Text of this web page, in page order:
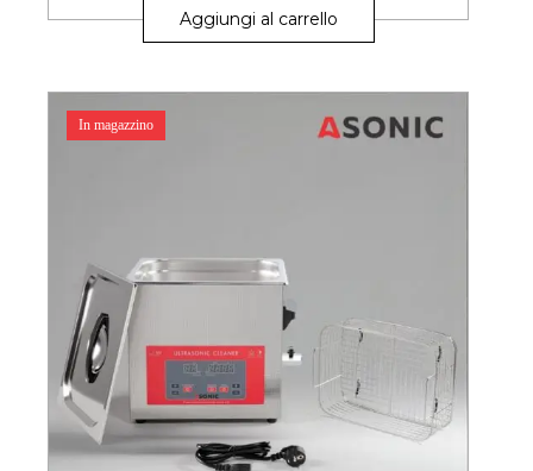
Aggiungi al carrello
In magazzino